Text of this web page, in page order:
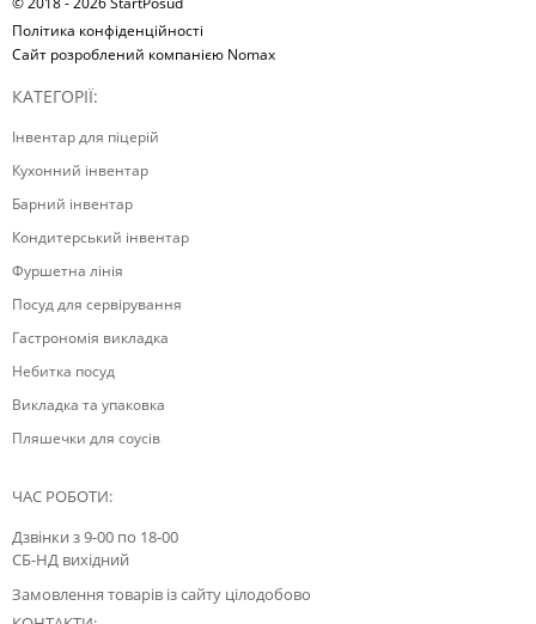
Політика конфіденційності
Сайт розроблений компанією Nomax
КАТЕГОРІЇ:
Інвентар для піцерій
Кухонний інвентар
Барний інвентар
Кондитерський інвентар
Фуршетна лінія
Посуд для сервірування
Гастрономія викладка
Небитка посуд
Викладка та упаковка
Пляшечки для соусів
ЧАС РОБОТИ:
Дзвінки з 9-00 по 18-00
СБ-НД вихідний
Замовлення товарів із сайту цілодобово